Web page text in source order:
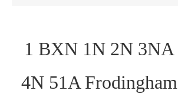
1 BXN 1N 2N 3NA
4N 51A Frodingham